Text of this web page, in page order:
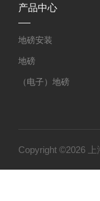
产品中心
地磅安装
地磅
（电子）地磅
0.5吨-50吨电子吊磅
Copyright ©2026